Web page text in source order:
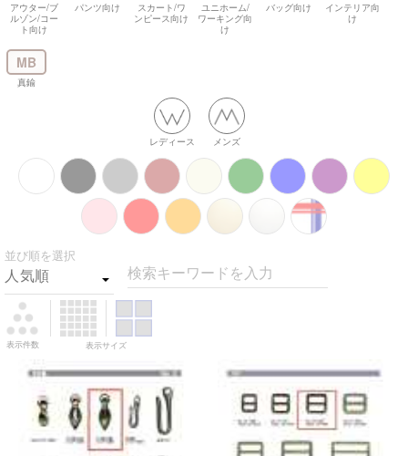
アウター/ブ
ルゾン/コー
ト向け
パンツ向け
スカート/ワ
ンピース向け
ユニホーム/
ワーキング向
け
バッグ向け
インテリア向
け
MB
真鍮
レディース メンズ
並び順を選択
検索キーワードを入力
表示件数 表示サイズ